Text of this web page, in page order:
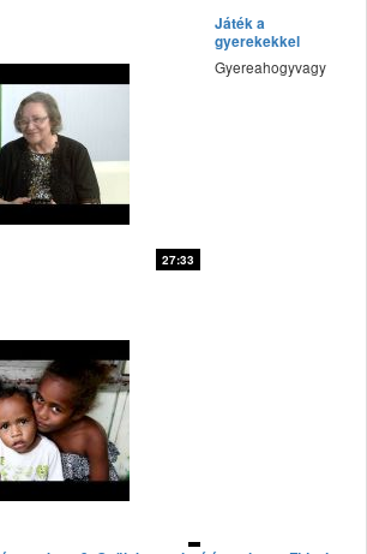
27:33
Játék a
gyerekekkel
Gyereahogyvagy